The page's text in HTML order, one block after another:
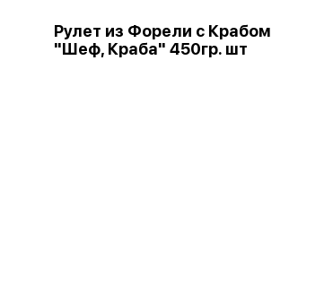
Рулет из Форели с Крабом
"Шеф, Краба" 450гр. шт